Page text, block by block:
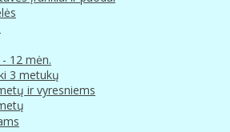
12 mėn.
3 metukų
ir vyresniems